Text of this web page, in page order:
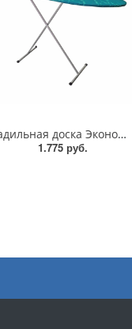
Гладильная доска Эконом ДСП 116*30см/SA-8005
1.775 руб.